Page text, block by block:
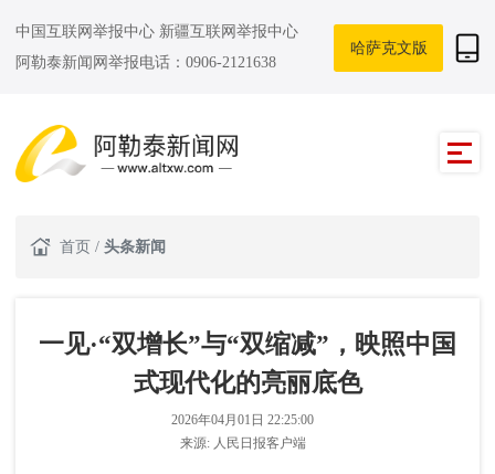
中国互联网举报中心 新疆互联网举报中心
阿勒泰新闻网举报电话：0906-2121638
哈萨克文版
首页 / 头条新闻
一见·“双增长”与“双缩减”，映照中国
式现代化的亮丽底色
2026年04月01日 22:25:00
来源: 人民日报客户端